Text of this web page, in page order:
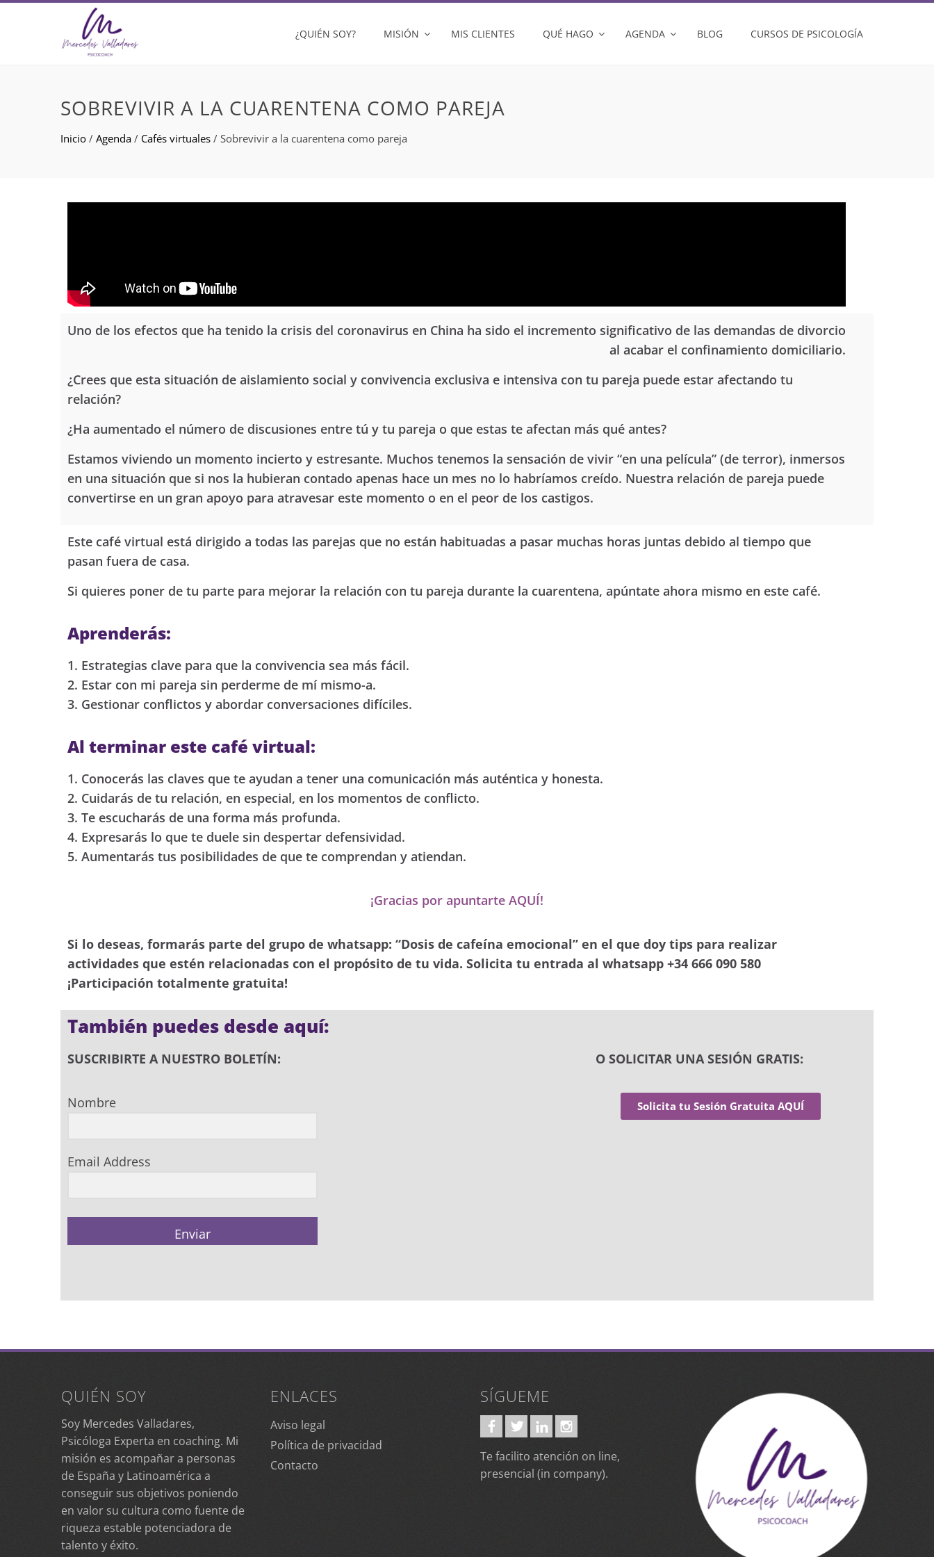
¿QUIÉN SOY? MISIÓN MIS CLIENTES QUÉ HAGO AGENDA BLOG CURSOS DE PSICOLOGÍA
SOBREVIVIR A LA CUARENTENA COMO PAREJA
Inicio / Agenda / Cafés virtuales / Sobrevivir a la cuarentena como pareja
Uno de los efectos que ha tenido la crisis del coronavirus en China ha sido el incremento significativo de las demandas de divorcio
al acabar el confinamiento domiciliario.
¿Crees que esta situación de aislamiento social y convivencia exclusiva e intensiva con tu pareja puede estar afectando tu
relación?
¿Ha aumentado el número de discusiones entre tú y tu pareja o que estas te afectan más qué antes?
Estamos viviendo un momento incierto y estresante. Muchos tenemos la sensación de vivir “en una película” (de terror), inmersos
en una situación que si nos la hubieran contado apenas hace un mes no lo habríamos creído. Nuestra relación de pareja puede
convertirse en un gran apoyo para atravesar este momento o en el peor de los castigos.
Este café virtual está dirigido a todas las parejas que no están habituadas a pasar muchas horas juntas debido al tiempo que
pasan fuera de casa.
Si quieres poner de tu parte para mejorar la relación con tu pareja durante la cuarentena, apúntate ahora mismo en este café.
Aprenderás:
Estrategias clave para que la convivencia sea más fácil.
Estar con mi pareja sin perderme de mí mismo-a.
Gestionar conflictos y abordar conversaciones difíciles.
Al terminar este café virtual:
Conocerás las claves que te ayudan a tener una comunicación más auténtica y honesta.
Cuidarás de tu relación, en especial, en los momentos de conflicto.
Te escucharás de una forma más profunda.
Expresarás lo que te duele sin despertar defensividad.
Aumentarás tus posibilidades de que te comprendan y atiendan.
¡Gracias por apuntarte AQUÍ!
Si lo deseas, formarás parte del grupo de whatsapp: “Dosis de cafeína emocional” en el que doy tips para realizar
actividades que estén relacionadas con el propósito de tu vida. Solicita tu entrada al whatsapp +34 666 090 580
¡Participación totalmente gratuita!
También puedes desde aquí:
SUSCRIBIRTE A NUESTRO BOLETÍN:
Nombre
Email Address
Enviar
O SOLICITAR UNA SESIÓN GRATIS:
Solicita tu Sesión Gratuita AQUÍ
QUIÉN SOY
Soy Mercedes Valladares,
Psicóloga Experta en coaching. Mi
misión es acompañar a personas
de España y Latinoamérica a
conseguir sus objetivos poniendo
en valor su cultura como fuente de
riqueza estable potenciadora de
talento y éxito.
ENLACES
Aviso legal
Política de privacidad
Contacto
SÍGUEME
Te facilito atención on line,
presencial (in company).